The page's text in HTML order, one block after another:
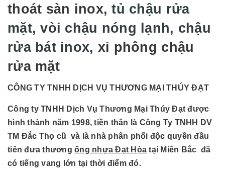
thoát sàn inox, tủ chậu rửa
mặt, vòi chậu nóng lạnh, chậu
rửa bát inox, xi phông chậu
rửa mặt
CÔNG TY TNHH DỊCH VỤ THƯƠNG MẠI THÚY ĐẠT
Công ty TNHH Dịch Vụ Thương Mại Thúy Đạt được
hình thành năm 1998, tiền thân là Công Ty TNHH DV
TM Đắc Thọ cũ và là nhà phân phối độc quyền đầu
tiên đưa thương ống nhựa Đạt Hòa tại Miền Bắc đã
có tiếng vang lớn tại thời điểm đó.